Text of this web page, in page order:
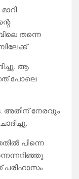
തന്നെ
ആ
പോലെ
അതിന് നേരവും
പിന്നെ
പരിഹാസം